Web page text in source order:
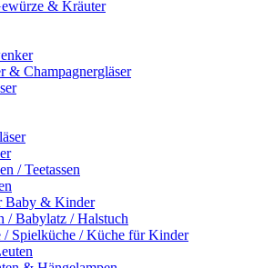
& Kräuter
& Champagnergläser
/ Teetassen
Baby & Kinder
/ Babylatz / Halstuch
/ Spielküche / Küche für Kinder